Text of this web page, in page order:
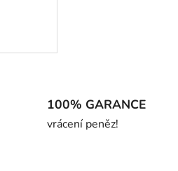
100% GARANCE
vrácení peněz!